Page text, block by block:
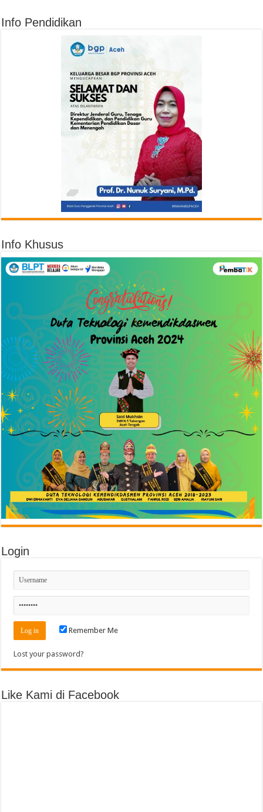
Info Pendidikan
Info Khusus
Login
Remember Me
Lost your password?
Like Kami di Facebook